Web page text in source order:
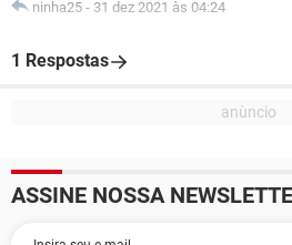
ninha25 - 31 dez 2021 às 04:24
1 Respostas
ASSINE NOSSA